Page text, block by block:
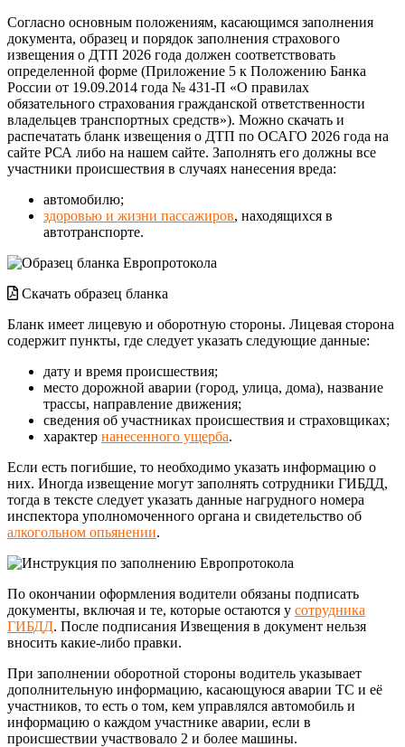
Согласно основным положениям, касающимся заполнения
документа, образец и порядок заполнения страхового
извещения о ДТП 2026 года должен соответствовать
определенной форме (Приложение 5 к Положению Банка
России от 19.09.2014 года № 431-П «О правилах
обязательного страхования гражданской ответственности
владельцев транспортных средств»). Можно скачать и
распечатать бланк извещения о ДТП по ОСАГО 2026 года на
сайте РСА либо на нашем сайте. Заполнять его должны все
участники происшествия в случаях нанесения вреда:
автомобилю;
здоровью и жизни пассажиров, находящихся в
автотранспорте.
Скачать образец бланка
Бланк имеет лицевую и оборотную стороны. Лицевая сторона
содержит пункты, где следует указать следующие данные:
дату и время происшествия;
место дорожной аварии (город, улица, дома), название
трассы, направление движения;
сведения об участниках происшествия и страховщиках;
характер нанесенного ущерба.
Если есть погибшие, то необходимо указать информацию о
них. Иногда извещение могут заполнять сотрудники ГИБДД,
тогда в тексте следует указать данные нагрудного номера
инспектора уполномоченного органа и свидетельство об
алкогольном опьянении.
По окончании оформления водители обязаны подписать
документы, включая и те, которые остаются у сотрудника
ГИБДД. После подписания Извещения в документ нельзя
вносить какие-либо правки.
При заполнении оборотной стороны водитель указывает
дополнительную информацию, касающуюся аварии ТС и её
участников, то есть о том, кем управлялся автомобиль и
информацию о каждом участнике аварии, если в
происшествии участвовало 2 и более машины.